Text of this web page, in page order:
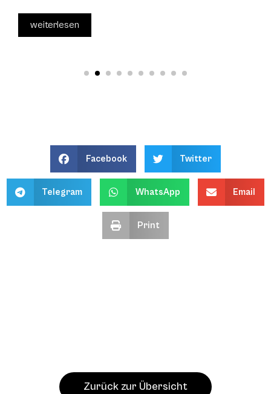
weiterlesen
Facebook Twitter
Telegram WhatsApp Email
Print
Zurück zur Übersicht